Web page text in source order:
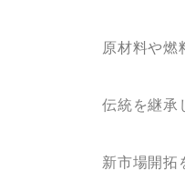
原材料や燃
伝統を継承
新市場開拓